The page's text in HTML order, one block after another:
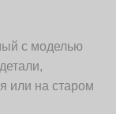
с моделью
или на старом